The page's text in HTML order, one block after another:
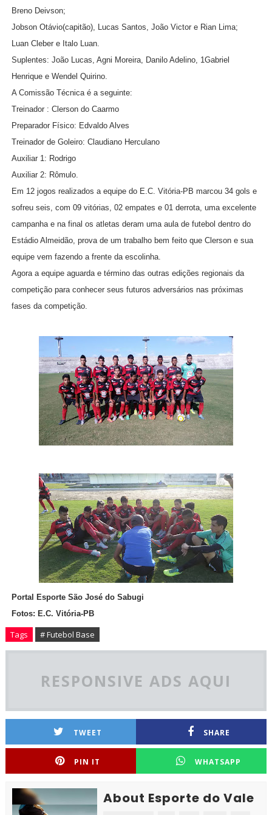
Breno Deivson;
Jobson Otávio(capitão), Lucas Santos, João Victor e Rian Lima;
Luan Cleber e Italo Luan.
Suplentes: João Lucas, Agni Moreira, Danilo Adelino, 1Gabriel
Henrique e Wendel Quirino.
A Comissão Técnica é a seguinte:
Treinador : Clerson do Caarmo
Preparador Físico: Edvaldo Alves
Treinador de Goleiro: Claudiano Herculano
Auxiliar 1: Rodrigo
Auxiliar 2: Rômulo.
Em 12 jogos realizados a equipe do E.C. Vitória-PB marcou 34 gols e
sofreu seis, com 09 vitórias, 02 empates e 01 derrota, uma excelente
campanha e na final os atletas deram uma aula de futebol dentro do
Estádio Almeidão, prova de um trabalho bem feito que Clerson e sua
equipe vem fazendo a frente da escolinha.
Agora a equipe aguarda e término das outras edições regionais da
competição para conhecer seus futuros adversários nas próximas
fases da competição.
Portal Esporte São José do Sabugi
Fotos: E.C. Vitória-PB
Tags # Futebol Base
RESPONSIVE ADS AQUI
TWEET SHARE
PIN IT WHATSAPP
About Esporte do Vale